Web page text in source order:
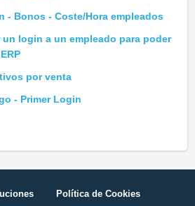
- Bonos - Coste/Hora empleados
login a un empleado para poder
por venta
- Primer Login
Política de Cookies